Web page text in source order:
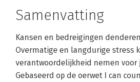
Samenvatting
Kansen en bedreigingen
Overmatige en langdurige stress
verantwoordelijkheid nemen
Gebaseerd op de oerwet I can